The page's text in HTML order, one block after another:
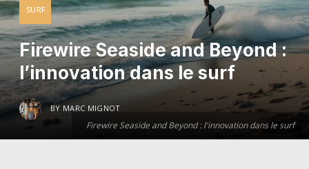
Firewire Seaside and Beyond : l'innovation dans le surf
SURF
Firewire Seaside and Beyond :
l’innovation dans le surf
BY MARC MIGNOT